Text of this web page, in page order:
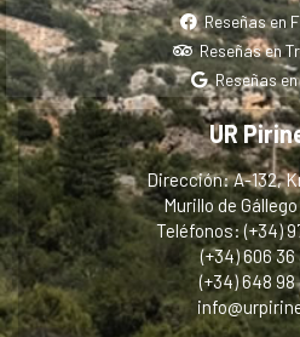
Reseñas en
Reseñas en
Reseñas
UR
Dirección: A-132,
Murillo de
Teléfonos: (+34)
(+34) 606 36
(+34) 648 98